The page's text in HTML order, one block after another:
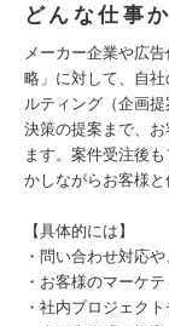
どんな仕事か
メーカー企業や広
略」に対して、自
ルティング（企画
決策の提案まで、
ます。案件受注後
かしながらお客様と
【具体的には】
・問い合わせ対応
・お客様のマーケ
・社内プロジェク